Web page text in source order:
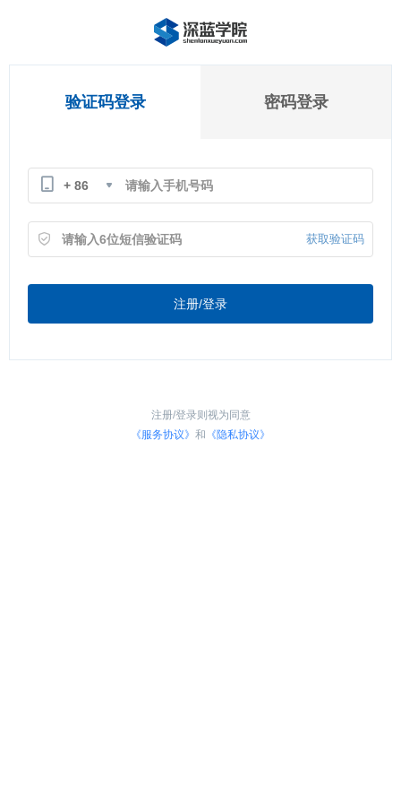
验证码登录 密码登录
+ 86
获取验证码
注册/登录
注册/登录则视为同意
《服务协议》 和 《隐私协议》